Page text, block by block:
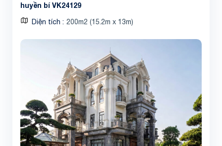
huyền bí VK24129
Diện tích 200m2 (15.2m x 13m)